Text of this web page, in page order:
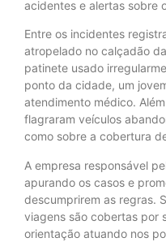
acidentes e alertas sobre
Entre os incidentes
atropelado no calçadão
patinete usado
ponto da cidade, um
atendimento médico.
flagraram veículos
como sobre a cobertura
A empresa responsável
apurando os casos e
descumprirem as regras.
viagens são cobertas por
orientação atuando nos